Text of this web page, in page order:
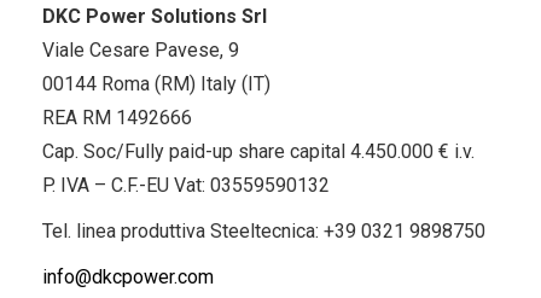
DKC Power Solutions Srl
Viale Cesare Pavese, 9
00144 Roma (RM) Italy (IT)
REA RM 1492666
Cap. Soc/Fully paid-up share capital 4.450.000 € i.v.
P. IVA – C.F.-EU Vat: 03559590132
Tel. linea produttiva Steeltecnica: +39 0321 9898750
info@dkcpower.com